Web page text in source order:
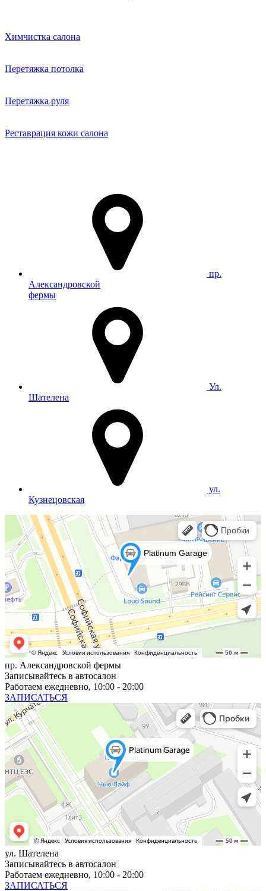
Химчистка салона
Перетяжка потолка
Перетяжка руля
Реставрация кожи салона
пр.
Александровской
фермы
Ул.
Шателена
ул.
Кузнецовская
пр. Александровской фермы
Записывайтесь в автосалон
Работаем ежедневно, 10:00 - 20:00
ЗАПИСАТЬСЯ
ул. Шателена
Записывайтесь в автосалон
Работаем ежедневно, 10:00 - 20:00
ЗАПИСАТЬСЯ